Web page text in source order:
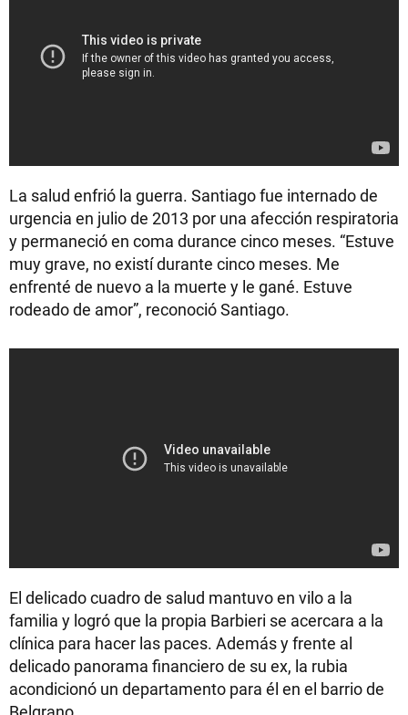
La salud enfrió la guerra. Santiago fue internado de
urgencia en julio de 2013 por una afección respiratoria
y permaneció en coma durance cinco meses. “Estuve
muy grave, no existí durante cinco meses. Me
enfrenté de nuevo a la muerte y le gané. Estuve
rodeado de amor”, reconoció Santiago.
El delicado cuadro de salud mantuvo en vilo a la
familia y logró que la propia Barbieri se acercara a la
clínica para hacer las paces. Además y frente al
delicado panorama financiero de su ex, la rubia
acondicionó un departamento para él en el barrio de